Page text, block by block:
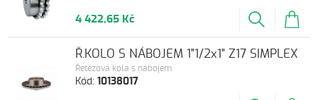
4 422,65 Kč
Kód:10138017
Řetězová kola s nábojem
Ř.KOLO S NÁBOJEM 1"1/2x1" Z17 SIMPLEX